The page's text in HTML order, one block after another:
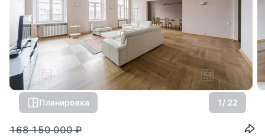
Планировка 1/ 22
168 150 000 ₽